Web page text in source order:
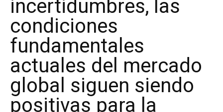
incertidumbres, las
condiciones
fundamentales
actuales del mercado
global siguen siendo
positivas para la